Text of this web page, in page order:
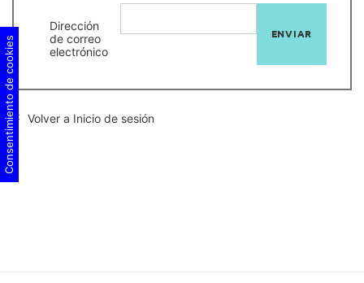
Dirección
de correo
electrónico
ENVIAR
 Volver a Inicio de sesión
Consentimiento de cookies